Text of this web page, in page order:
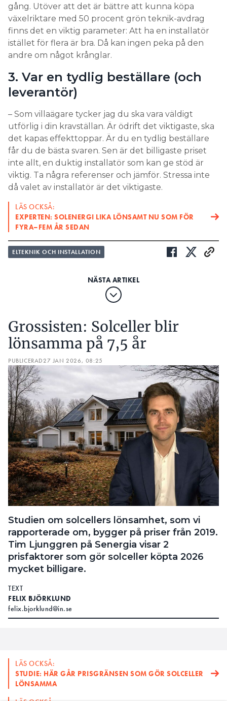
gång. Utöver att det är bättre att kunna köpa
växelriktare med 50 procent grön teknik-avdrag
finns det en viktig parameter: Att ha en installatör
istället för flera är bra. Då kan ingen peka på den
andre om något krånglar.
3. Var en tydlig beställare (och
leverantör)
– Som villaägare tycker jag du ska vara väldigt
utförlig i din kravställan. Är ödrift det viktigaste, ska
det kapas effekttoppar. Är du en tydlig beställare
får du de bästa svaren. Sen är det billigaste priset
inte allt, en duktig installatör som kan ge stöd är
viktig. Ta några referenser och jämför. Stressa inte
då valet av installatör är det viktigaste.
LÄS OCKSÅ:
EXPERTEN: SOLENERGI LIKA LÖNSAMT NU SOM FÖR
FYRA–FEM ÅR SEDAN
ELTEKNIK OCH INSTALLATION
Grossisten: Solceller blir
lönsamma på 7,5 år
PUBLICERAD27 JAN 2026, 08:25
Studien om solcellers lönsamhet, som vi
rapporterade om, bygger på priser från 2019.
Tim Ljunggren på Senergia visar 2
prisfaktorer som gör solceller köpta 2026
mycket billigare.
TEXT
FELIX BJÖRKLUND
felix.bjorklund@in.se
LÄS OCKSÅ:
STUDIE: HÄR GÅR PRISGRÄNSEN SOM GÖR SOLCELLER
LÖNSAMMA